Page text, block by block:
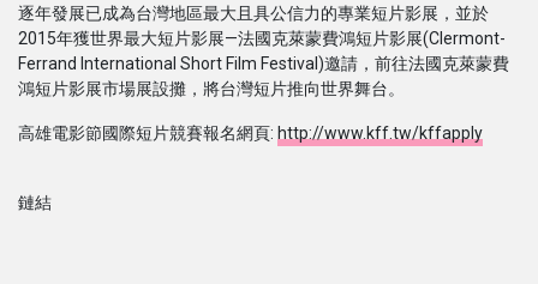
逐年發展已成為台灣地區最大且具公信力的專業短片影展，並於
2015年獲世界最大短片影展—法國克萊蒙費鴻短片影展(Clermont-
Ferrand International Short Film Festival)邀請，前往法國克萊蒙費
鴻短片影展市場展設攤，將台灣短片推向世界舞台。
高雄電影節國際短片競賽報名網頁: http://www.kff.tw/kffapply
鏈結